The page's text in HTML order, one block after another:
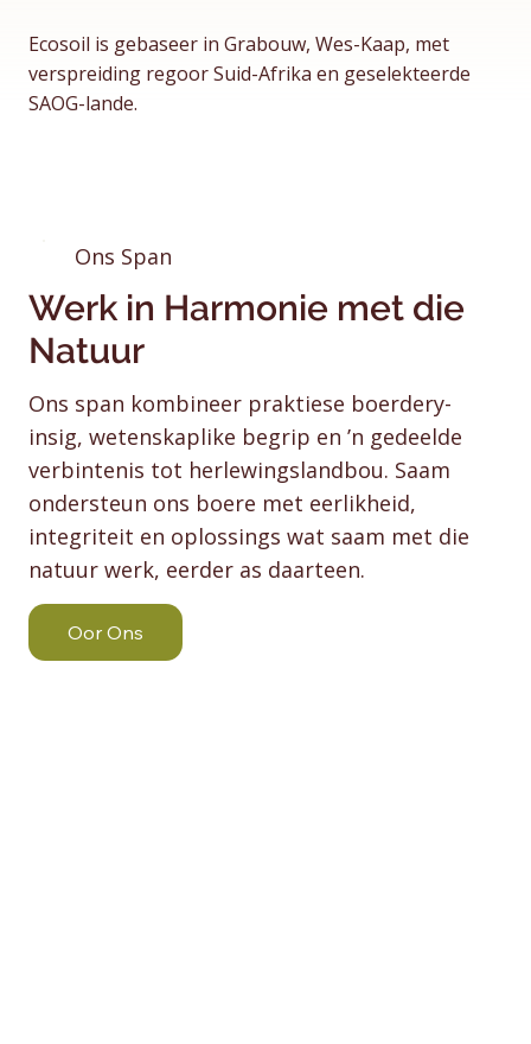
Ecosoil is gebaseer in Grabouw, Wes-Kaap, met
verspreiding regoor Suid-Afrika en geselekteerde
SAOG-lande.
Ons Span
Werk in Harmonie met die
Natuur
Ons span kombineer praktiese boerdery-
insig, wetenskaplike begrip en ’n gedeelde
verbintenis tot herlewingslandbou. Saam
ondersteun ons boere met eerlikheid,
integriteit en oplossings wat saam met die
natuur werk, eerder as daarteen.
Oor Ons